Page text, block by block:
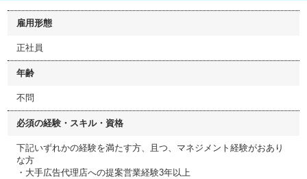
雇用形態
正社員
年齢
不問
必須の経験・スキル・資格
下記いずれかの経験を満たす方、且つ、マネジメント経験がおあり
な方
・大手広告代理店への提案営業経験3年以上